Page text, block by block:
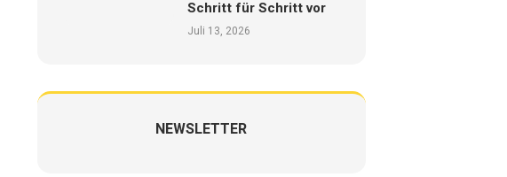
Schritt für Schritt vor
Juli 13, 2026
NEWSLETTER